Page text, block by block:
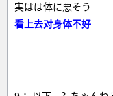
実はは体に悪そう
看上去对身体不好